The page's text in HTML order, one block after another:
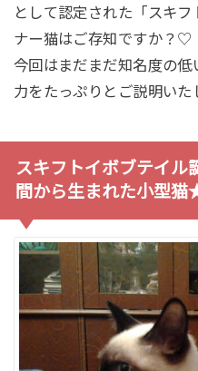
として認定された「スキ
ナー猫はご存知ですか？♡
今回はまだまだ知名度の
力をたっぷりとご説明い
スキフトイボブテイル
間から生まれた小型